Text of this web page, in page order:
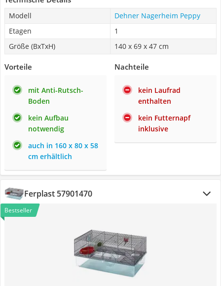
Modell
Dehner Nagerheim Peppy
Etagen
1
Größe (BxTxH)
140 x 69 x 47 cm
Vorteile
mit Anti-Rutsch-
Boden
kein Aufbau
notwendig
auch in 160 x 80 x 58
cm erhältlich
Nachteile
kein Laufrad
enthalten
kein Futternapf
inklusive
Ferplast 57901470
Bestseller